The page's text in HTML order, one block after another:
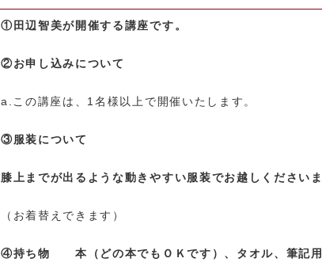
①田辺智美が開催する講座です。
②お申し込みについて
a.この講座は、1名様以上で開催いたします。
③服装について
膝上までが出るような動きやすい服装でお越しくださいま
（お着替えできます）
④持ち物 本（どの本でもＯＫです）、 タオル、筆記